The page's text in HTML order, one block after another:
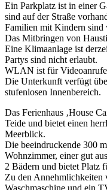
Ein Parkplatz ist in einer
sind auf der Straße
Familien mit Kindern sind
Das Mitbringen von
Eine Klimaanlage ist
Partys sind nicht erlaubt.
WLAN ist für Videoanrufe
Die Unterkunft verfügt
stufenlosen Innenbereich.
Das Ferienhaus ‚House
Teide und bietet einen
Meerblick.
Die beeindruckende 300
Wohnzimmer, einer gut
2 Bädern und bietet Platz
Zu den